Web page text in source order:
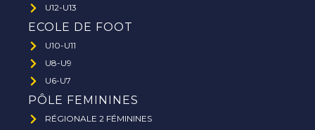
U12-U13
ECOLE DE FOOT
U10-U11
U8-U9
U6-U7
PÔLE FEMININES
RÉGIONALE 2 FÉMININES